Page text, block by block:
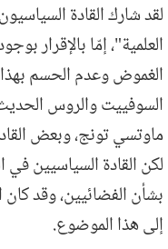
لقد شارك القادة
العلمية"، إمّا بالإقرار
الغموض وعدم الحسم بهذا
السوفييت والروس
ماوتسي تونج، وبعض
لكن القادة السياسيين في
بشأن الفضائيين، وقد
إلى هذا الموضوع.